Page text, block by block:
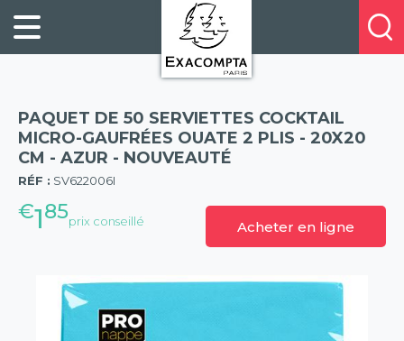
FILING
ORGANISATION
PRESENTATION
BUSINESS
BOOKS
&
PADS
STATIONERY
HOSPITALITY
À
PROPOS
NOS
E-
CATALOGUES
POINTS
DE
VENTE
NOUS
Profitez
de
réduction
sur
la
nouvelle
gamme
PAQUET DE 50 SERVIETTES COCKTAIL
MICRO-GAUFRÉES OUATE 2 PLIS - 20X20
CM - AZUR - NOUVEAUTÉ
RÉF : SV622006I
€185prix conseillé Acheter en ligne
(57)
Panneau de gestion des cookies